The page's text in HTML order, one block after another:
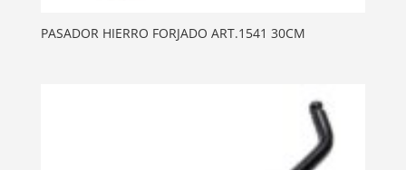
PASADOR HIERRO FORJADO ART.1541 30CM